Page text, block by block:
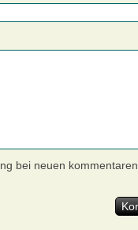
bei neuen kommentaren